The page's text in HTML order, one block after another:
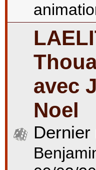
avec
Noel
Dernier